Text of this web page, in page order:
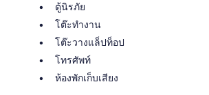
ตู้นิรภัย
โต๊ะทำงาน
โต๊ะวางแล็ปท็อป
โทรศัพท์
ห้องพักเก็บเสียง